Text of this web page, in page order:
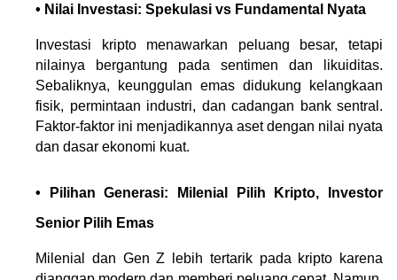
• Nilai Investasi: Spekulasi vs Fundamental Nyata
Investasi kripto menawarkan peluang besar, tetapi
nilainya bergantung pada sentimen dan likuiditas.
Sebaliknya, keunggulan emas didukung kelangkaan
fisik, permintaan industri, dan cadangan bank sentral.
Faktor-faktor ini menjadikannya aset dengan nilai nyata
dan dasar ekonomi kuat.
• Pilihan Generasi: Milenial Pilih Kripto, Investor
Senior Pilih Emas
Milenial dan Gen Z lebih tertarik pada kripto karena